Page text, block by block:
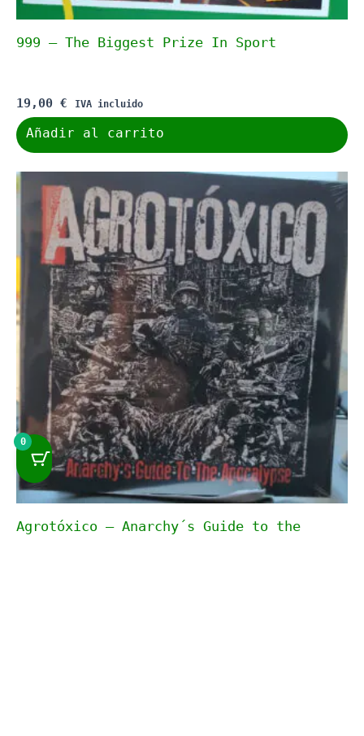
999 – The Biggest Prize In Sport
19,00 € IVA incluido
Añadir al carrito
Agrotóxico – Anarchy´s Guide to the
0